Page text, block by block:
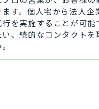
す。個人宅から法人企
を実施することが可能
、続的なコンタクトを